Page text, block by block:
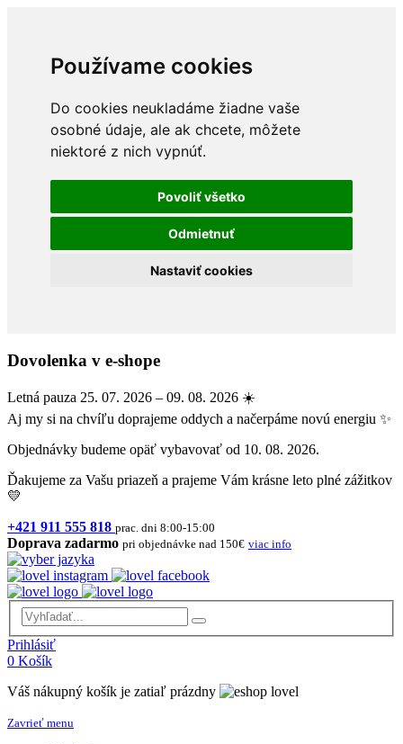
Používame cookies
Do cookies neukladáme žiadne vaše
osobné údaje, ale ak chcete, môžete
niektoré z nich vypnúť.
Povoliť všetko
Odmietnuť
Nastaviť cookies
Dovolenka v e-shope
Letná pauza 25. 07. 2026 – 09. 08. 2026 ☀️
Aj my si na chvíľu doprajeme oddych a načerpáme novú energiu ✨
Objednávky budeme opäť vybavovať od 10. 08. 2026.
Ďakujeme za Vašu priazeň a prajeme Vám krásne leto plné zážitkov
💛
+421 911 555 818 prac. dni 8:00-15:00
Doprava zadarmo pri objednávke nad 150€ viac info
Prihlásiť
0 Košík
Váš nákupný košík je zatiaľ prázdny
Zavrieť menu